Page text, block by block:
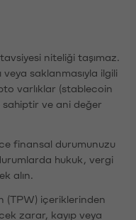
niteliği taşımaz.
veya saklanmasıyla ilgili
varlıklar (stablecoin
sahiptir ve ani değer
finansal durumunuzu
hukuk, vergi
alın.
(TPW) içeriklerinden
zarar, kayıp veya